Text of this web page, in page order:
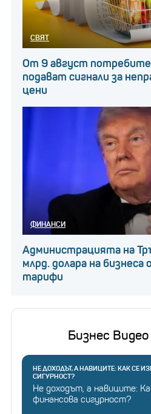
СВЯТ
От 9 август
подават сигнали за
цени
ФИНАНСИ
Администрацията на
млрд. долара на
тарифи
Бизнес
НЕ ДОХОДЪТ, А НАВИЦИТЕ: КАК СЕ
СИГУРНОСТ?
Не доходът, а навиците:
финансова сигурност?